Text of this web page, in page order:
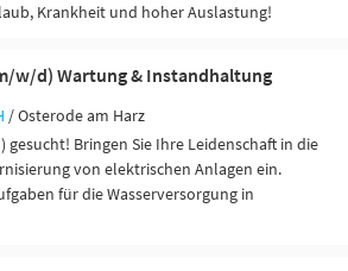
Krankheit und hoher Auslastung!
w/d) Wartung & Instandhaltung
/ Osterode am Harz
Bringen Sie Ihre Leidenschaft in die
von elektrischen Anlagen ein.
für die Wasserversorgung in